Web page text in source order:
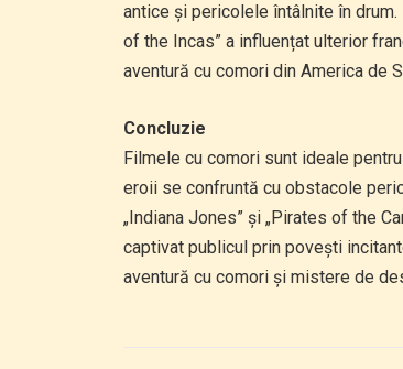
antice și pericolele întâlnite în
of the Incas” a influențat ulterior
aventură cu comori din America de
Concluzie
Filmele cu comori sunt ideale
eroii se confruntă cu obstacole
„Indiana Jones” și „Pirates of the
captivat publicul prin povești
aventură cu comori și mistere de